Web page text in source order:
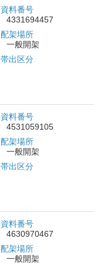
資料番号
4331694457
配架場所
一般開架
帯出区分
資料番号
4531059105
配架場所
一般開架
帯出区分
資料番号
4630970467
配架場所
一般開架